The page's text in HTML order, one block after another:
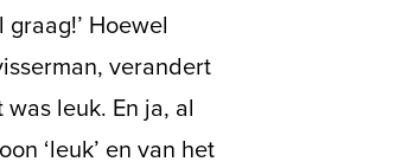
Hoewel
verandert
leuk. En ja, al
‘leuk’ en van het